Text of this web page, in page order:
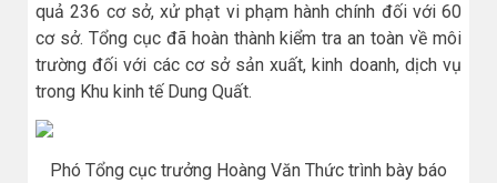
quả 236 cơ sở, xử phạt vi phạm hành chính đối với 60
cơ sở. Tổng cục đã hoàn thành kiểm tra an toàn về môi
trường đối với các cơ sở sản xuất, kinh doanh, dịch vụ
trong Khu kinh tế Dung Quất.
Phó Tổng cục trưởng Hoàng Văn Thức trình bày báo